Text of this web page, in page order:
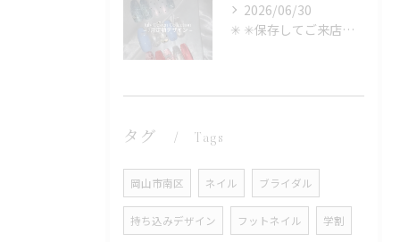
2026/06/30
✳︎ ✳︎保存してご来店時に見せるのもOK✳︎
タグ Tags
岡山市南区 ネイル ブライダル
持ち込みデザイン フットネイル 学割